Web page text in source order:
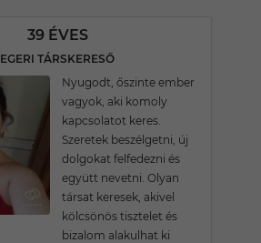
39 ÉVES
EGERI TÁRSKERESŐ
Nyugodt, őszinte ember
vagyok, aki komoly
kapcsolatot keres.
Szeretek beszélgetni, új
dolgokat felfedezni és
együtt nevetni. Olyan
társat keresek, akivel
kölcsönös tisztelet és
bizalom alakulhat ki